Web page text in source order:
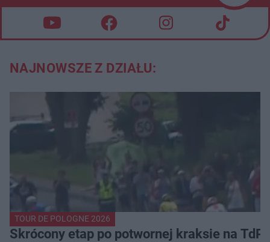
NAJNOWSZE Z DZIAŁU:
TOUR DE POLOGNE 2026
Skrócony etap po potwornej kraksie na